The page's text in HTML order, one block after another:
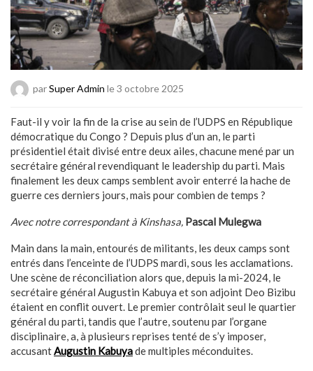
parSuper Admin le 3 octobre 2025
Faut-il y voir la fin de la crise au sein de l’UDPS en République
démocratique du Congo ? Depuis plus d’un an, le parti
présidentiel était divisé entre deux ailes, chacune mené par un
secrétaire général revendiquant le leadership du parti. Mais
finalement les deux camps semblent avoir enterré la hache de
guerre ces derniers jours, mais pour combien de temps ?
Avec notre correspondant à Kinshasa, Pascal Mulegwa
Main dans la main, entourés de militants, les deux camps sont
entrés dans l’enceinte de l’UDPS mardi, sous les acclamations.
Une scène de réconciliation alors que, depuis la mi-2024, le
secrétaire général Augustin Kabuya et son adjoint Deo Bizibu
étaient en conflit ouvert. Le premier contrôlait seul le quartier
général du parti, tandis que l’autre, soutenu par l’organe
disciplinaire, a, à plusieurs reprises tenté de s’y imposer,
accusantAugustin Kabuyade multiples méconduites.